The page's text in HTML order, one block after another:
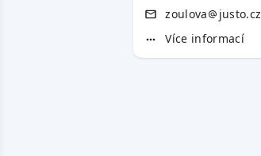
zoulova
justo.cz
Více informací